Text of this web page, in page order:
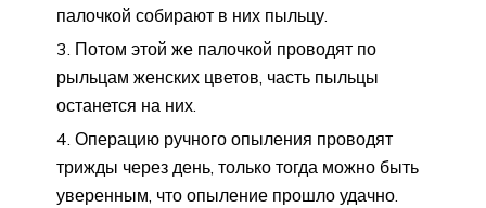
палочкой собирают в них пыльцу.
Потом этой же палочкой проводят по
рыльцам женских цветов, часть пыльцы
останется на них.
Операцию ручного опыления проводят
трижды через день, только тогда можно быть
уверенным, что опыление прошло удачно.